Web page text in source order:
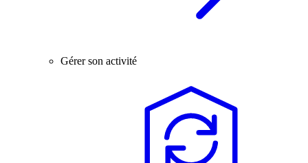
Gérer son activité